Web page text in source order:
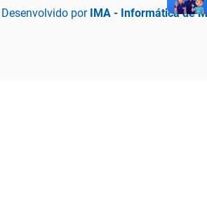
Desenvolvido por IMA - Informática de